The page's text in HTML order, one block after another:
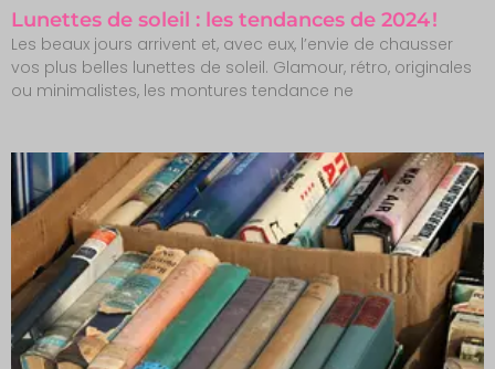
Lunettes de soleil : les tendances de 2024 !
Les beaux jours arrivent et, avec eux, l’envie de chausser
vos plus belles lunettes de soleil. Glamour, rétro, originales
ou minimalistes, les montures tendance ne